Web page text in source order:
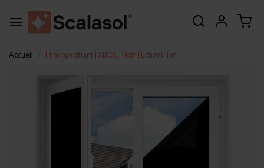
Accueil Film opacifiant | XBOS | Noir | Échantillon